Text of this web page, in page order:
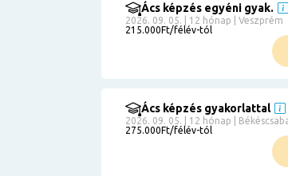
Ács képzés egyéni gyak.
2026. 09. 05. | 12 hónap | Veszprém
215.000Ft/félév-tól
Ács képzés gyakorlattal
2026. 09. 05. | 12 hónap |
275.000Ft/félév-tól